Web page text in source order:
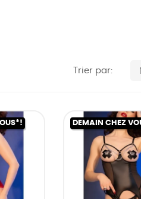
Trier par:
DEMAIN CHEZ